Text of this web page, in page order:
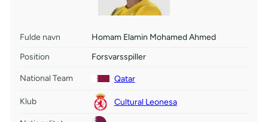
Fulde navn
Homam Elamin Mohamed Ahmed
Position
Forsvarsspiller
National Team Qatar
Klub Cultural Leonesa